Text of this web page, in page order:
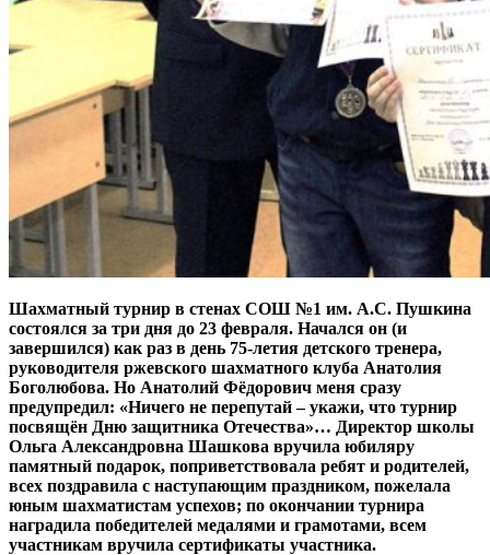
Шахматный турнир в стенах СОШ №1 им. А.С. Пушкина
состоялся за три дня до 23 февраля. Начался он (и
завершился) как раз в день 75-летия детского тренера,
руководителя ржевского шахматного клуба Анатолия
Боголюбова. Но Анатолий Фёдорович меня сразу
предупредил: «Ничего не перепутай – укажи, что турнир
посвящён Дню защитника Отечества»… Директор школы
Ольга Александровна Шашкова вручила юбиляру
памятный подарок, поприветствовала ребят и родителей,
всех поздравила с наступающим праздником, пожелала
юным шахматистам успехов; по окончании турнира
наградила победителей медалями и грамотами, всем
участникам вручила сертификаты участника.